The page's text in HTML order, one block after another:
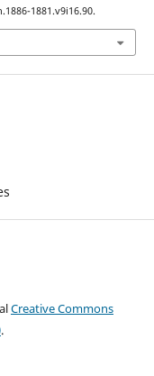
1881.v9i16.90.
Creative Commons
.